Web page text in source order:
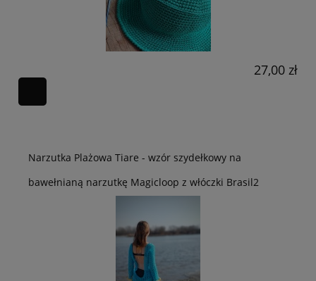
27,00 zł
Narzutka Plażowa Tiare - wzór szydełkowy na
bawełnianą narzutkę Magicloop z włóczki Brasil2